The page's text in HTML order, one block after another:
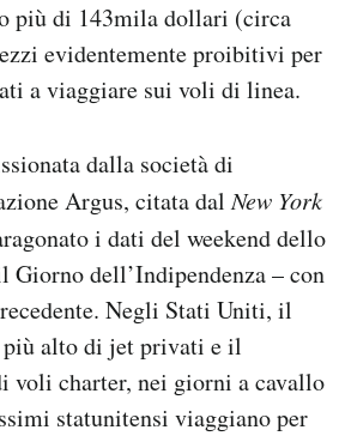
più di 143mila dollari (circa
evidentemente proibitivi per
a viaggiare sui voli di linea.
dalla società di
Argus, citata dalNew York
i dati del weekend dello
Giorno dell’Indipendenza – con
Negli Stati Uniti, il
più alto di jet privati e il
voli charter, nei giorni a cavallo
statunitensi viaggiano per